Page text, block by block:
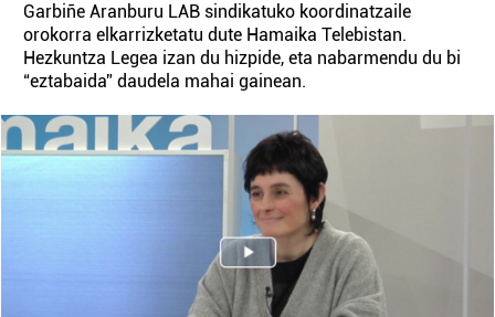
Garbiñe Aranburu LAB sindikatuko koordinatzaile
orokorra elkarrizketatu dute Hamaika Telebistan.
Hezkuntza Legea izan du hizpide, eta nabarmendu du bi
“eztabaida” daudela mahai gainean.